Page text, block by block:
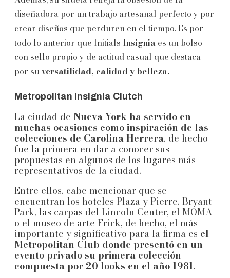
diseñadora por un trabajo artesanal perfecto y por
crear diseños que perduren en el tiempo. Es por
todo lo anterior que Initials Insignia es un bolso
con sello propio y de actitud casual que destaca
por suversatilidad, calidad y belleza.
Metropolitan Insignia Clutch
La ciudad de Nueva York ha servido en
muchas ocasiones como inspiración de las
colecciones de Carolina Herrera, de hecho
fue la primera en dar a conocer sus
propuestas en algunos de los lugares más
representativos de la ciudad.
Entre ellos, cabe mencionar que se
encuentran los hoteles Plaza y Pierre, Bryant
Park, las carpas del Lincoln Center, el MOMA
o el museo de arte Frick, de hecho, el más
importante y significativo para la firma es el
Metropolitan Club donde presentó en un
evento privado su primera colección
compuesta por 20 looks en el año 1981.